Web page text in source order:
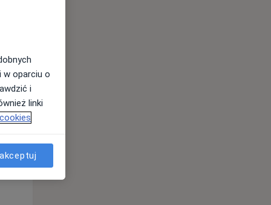
Wt,
11 Sie
w oparciu o
i
linki